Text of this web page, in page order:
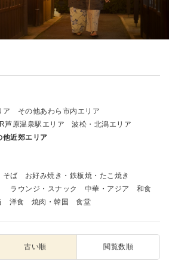
ア
その他あわら市内エリア
芦原温泉駅エリア
波松・北潟エリア
他近郊エリア
そば
お好み焼き・鉄板焼・たこ焼き
ラウンジ・スナック 中華・アジア
和食
洋食 焼肉・韓国 食堂
古い順 閲覧数順